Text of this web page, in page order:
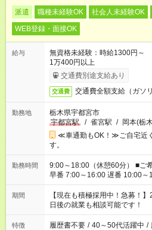
派遣 職種未経験OK 社会人未経験OK
WEB登録・面接OK
給与
無資格未経験：時給1300円
1万400円以上
交通費別途支給あり
交通費 交通費全額支給（ガソ
勤務地
栃木県宇都宮市
宇都宮駅
/ 雀宮駅 / 岡本(栃
≪車通勤もOK！≫ご自宅近
す。
勤務時間
9:00～18:00（休憩60分） ■ご希望があれば下記シフトもOK！
早番 7:00～16:00 遅番 10:00～19:00 「家族と休みを
い」 「余裕を持って夕飯の準
たくない」 など、ご希望を教えてくだ
の方へ 今ご覧のお仕事で希望
の勤務時間。 合計で週40時間
期間
【現在も積極採用中！急募！
日後の就業も相談可能です！
特徴 履歴書不要 / 40～50代活躍中 /